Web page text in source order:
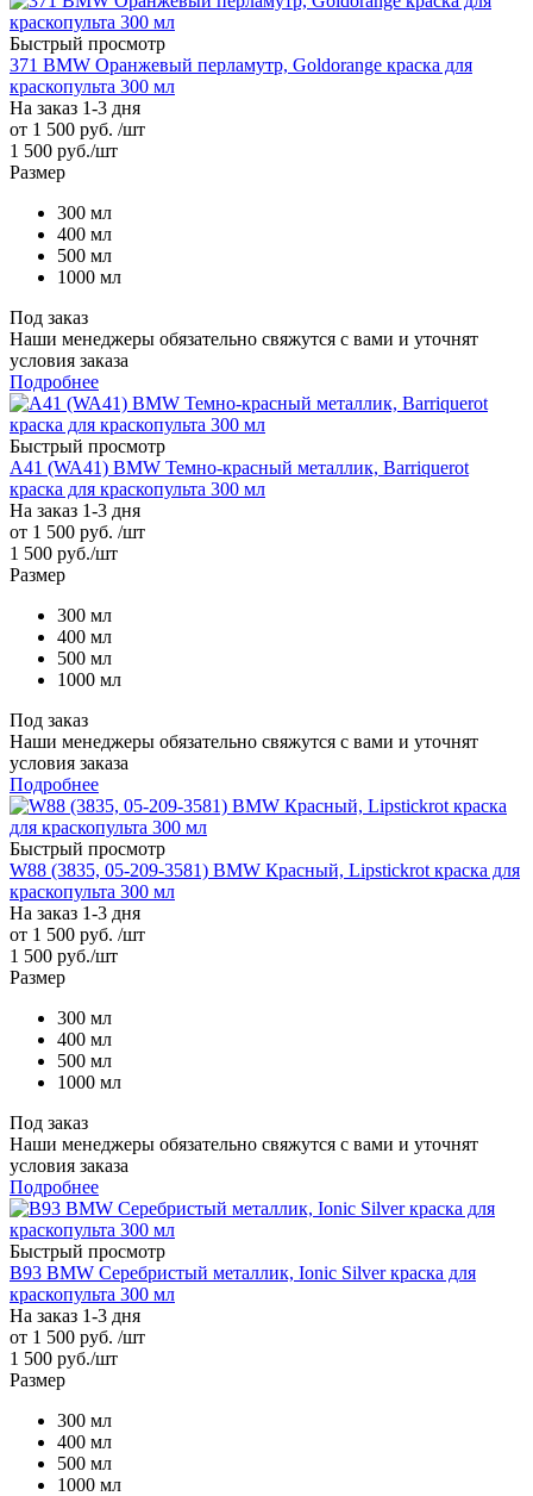
Быстрый просмотр
371 BMW Оранжевый перламутр, Goldorange краска для
краскопульта 300 мл
На заказ 1-3 дня
от 1 500 руб. /шт
1 500 руб./шт
Размер
300 мл
400 мл
500 мл
1000 мл
Под заказ
Наши менеджеры обязательно свяжутся с вами и уточнят
условия заказа
Подробнее
Быстрый просмотр
A41 (WA41) BMW Темно-красный металлик, Barriquerot
краска для краскопульта 300 мл
На заказ 1-3 дня
от 1 500 руб. /шт
1 500 руб./шт
Размер
300 мл
400 мл
500 мл
1000 мл
Под заказ
Наши менеджеры обязательно свяжутся с вами и уточнят
условия заказа
Подробнее
Быстрый просмотр
W88 (3835, 05-209-3581) BMW Красный, Lipstickrot краска для
краскопульта 300 мл
На заказ 1-3 дня
от 1 500 руб. /шт
1 500 руб./шт
Размер
300 мл
400 мл
500 мл
1000 мл
Под заказ
Наши менеджеры обязательно свяжутся с вами и уточнят
условия заказа
Подробнее
Быстрый просмотр
B93 BMW Серебристый металлик, Ionic Silver краска для
краскопульта 300 мл
На заказ 1-3 дня
от 1 500 руб. /шт
1 500 руб./шт
Размер
300 мл
400 мл
500 мл
1000 мл